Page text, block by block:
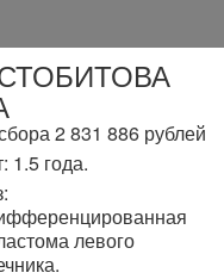
2 831 886 рублей
1.5 года.
левого